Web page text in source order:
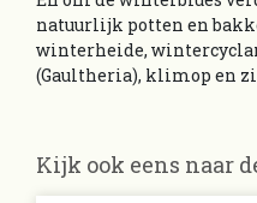
natuurlijk potten en
winterheide,
(Gaultheria), klimop en
Kijk ook eens naar